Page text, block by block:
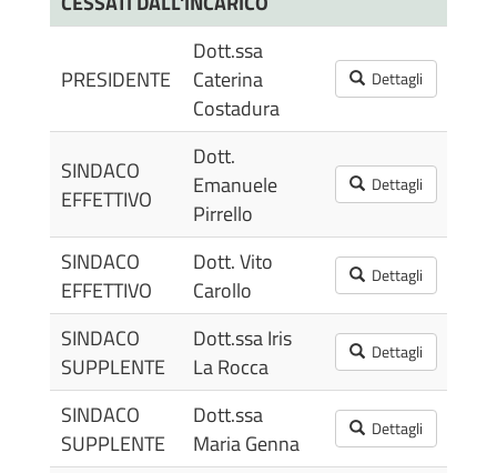
PRESIDENTE
Dott.ssa
Caterina
Costadura
Dettagli
SINDACO
EFFETTIVO
Dott.
Emanuele
Pirrello
Dettagli
SINDACO
EFFETTIVO
Dott. Vito
Carollo
Dettagli
SINDACO
SUPPLENTE
Dott.ssa Iris
La Rocca
Dettagli
SINDACO
SUPPLENTE
Dott.ssa
Maria Genna
Dettagli